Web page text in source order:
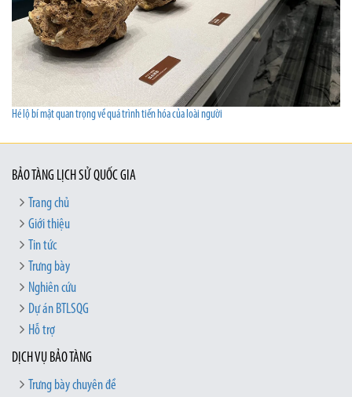
Hé lộ bí mật quan trọng về quá trình tiến hóa của loài người
BẢO TÀNG LỊCH SỬ QUỐC GIA
Trang chủ
Giới thiệu
Tin tức
Trưng bày
Nghiên cứu
Dự án BTLSQG
Hỗ trợ
DỊCH VỤ BẢO TÀNG
Trưng bày chuyên đề